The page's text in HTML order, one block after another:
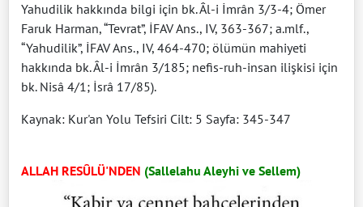
Yahudilik hakkında bilgi için bk. Âl-i İmrân 3/3-4; Ömer
Faruk Harman, “Tevrat”, İFAV Ans., IV, 363-367; a.mlf.,
“Yahudilik”, İFAV Ans., IV, 464-470; ölümün mahiyeti
hakkında bk. Âl-i İmrân 3/185; nefis-ruh-insan ilişkisi için
bk. Nisâ 4/1; İsrâ 17/85).
Kaynak: Kur'an Yolu Tefsiri Cilt: 5 Sayfa: 345-347
ALLAH RESÛLÜ'NDEN (Sallelahu Aleyhi ve Sellem)